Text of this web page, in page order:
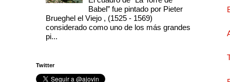
Babel” fue pintado por Pieter
Brueghel el Viejo , (1525 - 1569)
considerado como uno de los más grandes
pi...
Twitter